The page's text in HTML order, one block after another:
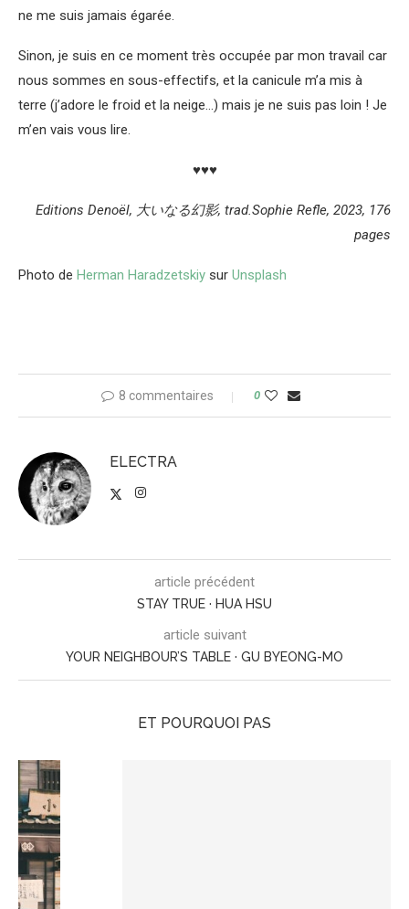
ne me suis jamais égarée.
Sinon, je suis en ce moment très occupée par mon travail car
nous sommes en sous-effectifs, et la canicule m’a mis à
terre (j’adore le froid et la neige…) mais je ne suis pas loin ! Je
m’en vais vous lire.
♥♥♥
Editions Denoël, 大いなる幻影, trad.Sophie Refle, 2023, 176
pages
Photo de Herman Haradzetskiy sur Unsplash
8 commentaires 0
ELECTRA
article précédent
STAY TRUE · HUA HSU
article suivant
YOUR NEIGHBOUR’S TABLE · GU BYEONG-MO
ET POURQUOI PAS